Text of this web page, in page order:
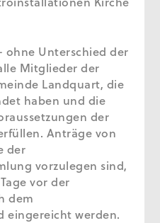
Unterschied der
Mitglieder der
Landquart, die
haben und die
der
Anträge von
der
vorzulegen sind,
vor der
dem
eingereicht werden.